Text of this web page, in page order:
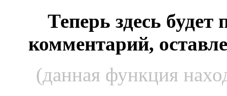
Теперь здесь будет
комментарий,
(данная функция